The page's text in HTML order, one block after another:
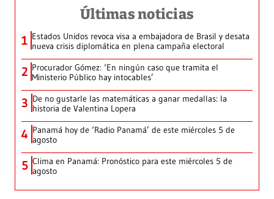
Últimas noticias
1 Estados Unidos revoca visa a embajadora de Brasil y desata
nueva crisis diplomática en plena campaña electoral
2 Procurador Gómez: ‘En ningún caso que tramita el
Ministerio Público hay intocables’
3 De no gustarle las matemáticas a ganar medallas: la
historia de Valentina Lopera
4 Panamá hoy de ‘Radio Panamá’ de este miércoles 5 de
agosto
5 Clima en Panamá: Pronóstico para este miércoles 5 de
agosto